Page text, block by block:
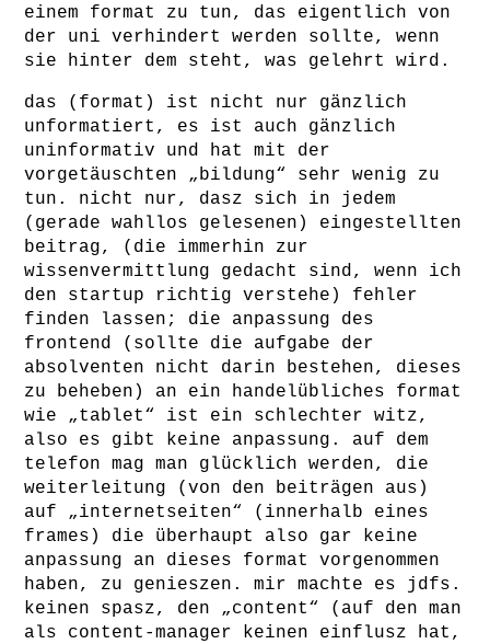
einem format zu tun, das eigentlich von
der uni verhindert werden sollte, wenn
sie hinter dem steht, was gelehrt wird.
das (format) ist nicht nur gänzlich
unformatiert, es ist auch gänzlich
uninformativ und hat mit der
vorgetäuschten „bildung“ sehr wenig zu
tun. nicht nur, dasz sich in jedem
(gerade wahllos gelesenen) eingestellten
beitrag, (die immerhin zur
wissenvermittlung gedacht sind, wenn ich
den startup richtig verstehe) fehler
finden lassen; die anpassung des
frontend (sollte die aufgabe der
absolventen nicht darin bestehen, dieses
zu beheben) an ein handelübliches format
wie „tablet“ ist ein schlechter witz,
also es gibt keine anpassung. auf dem
telefon mag man glücklich werden, die
weiterleitung (von den beiträgen aus)
auf „internetseiten“ (innerhalb eines
frames) die überhaupt also gar keine
anpassung an dieses format vorgenommen
haben, zu genieszen. mir machte es jdfs.
keinen spasz, den „content“ (auf den man
als content-manager keinen einflusz hat,